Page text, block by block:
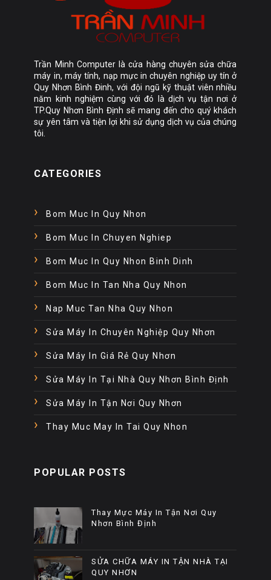
Trần Minh Computer là cửa hàng chuyên sửa chữa
máy in, máy tính, nạp mực in chuyên nghiệp uy tín ở
Quy Nhơn Bình Đinh, với đội ngũ kỹ thuật viên nhiều
năm kinh nghiệm cùng với đó là dịch vụ tận nơi ở
TP.Quy Nhơn Bình Định sẽ mang đến cho quý khách
sự yên tâm và tiện lợi khi sử dụng dịch vụ của chúng
tôi.
CATEGORIES
Bom Muc In Quy Nhon
Bom Muc In Chuyen Nghiep
Bom Muc In Quy Nhon Binh Dinh
Bom Muc In Tan Nha Quy Nhon
Nap Muc Tan Nha Quy Nhon
Sửa Máy In Chuyên Nghiệp Quy Nhơn
Sửa Máy In Giá Rẻ Quy Nhơn
Sửa Máy In Tại Nhà Quy Nhơn Bình Định
Sửa Máy In Tận Nơi Quy Nhơn
Thay Muc May In Tai Quy Nhon
POPULAR POSTS
Thay Mực Máy In Tận Nơi Quy
Nhơn Bình Định
SỬA CHỮA MÁY IN TẬN NHÀ TẠI
QUY NHƠN